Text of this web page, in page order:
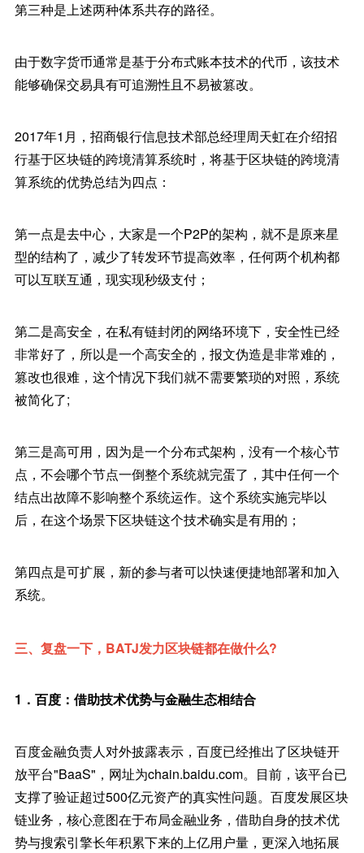
第三种是上述两种体系共存的路径。
由于数字货币通常是基于分布式账本技术的代币，该技术
能够确保交易具有可追溯性且不易被篡改。
2017年1月，招商银行信息技术部总经理周天虹在介绍招
行基于区块链的跨境清算系统时，将基于区块链的跨境清
算系统的优势总结为四点：
第一点是去中心，大家是一个P2P的架构，就不是原来星
型的结构了，减少了转发环节提高效率，任何两个机构都
可以互联互通，现实现秒级支付；
第二是高安全，在私有链封闭的网络环境下，安全性已经
非常好了，所以是一个高安全的，报文伪造是非常难的，
篡改也很难，这个情况下我们就不需要繁琐的对照，系统
被简化了;
第三是高可用，因为是一个分布式架构，没有一个核心节
点，不会哪个节点一倒整个系统就完蛋了，其中任何一个
结点出故障不影响整个系统运作。这个系统实施完毕以
后，在这个场景下区块链这个技术确实是有用的；
第四点是可扩展，新的参与者可以快速便捷地部署和加入
系统。
三、复盘一下，BATJ发力区块链都在做什么?
1．百度：借助技术优势与金融生态相结合
百度金融负责人对外披露表示，百度已经推出了区块链开
放平台"BaaS"，网址为chain.baidu.com。目前，该平台已
支撑了验证超过500亿元资产的真实性问题。百度发展区块
链业务，核心意图在于布局金融业务，借助自身的技术优
势与搜索引擎长年积累下来的上亿用户量，更深入地拓展